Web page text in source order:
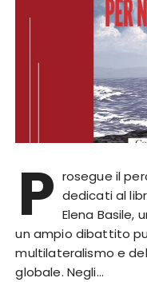
P rosegue il
dedicati al
Elena Basile,
un ampio dibattito
multilateralismo e
globale. Negli…